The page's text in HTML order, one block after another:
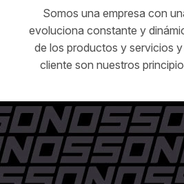
Somos una empresa con
evoluciona constante y
de los productos y servicios
cliente son nuestros